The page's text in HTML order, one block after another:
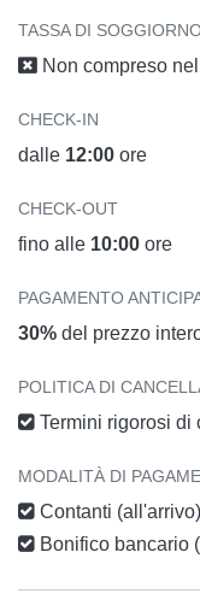
TASSA DI
Non compreso
CHECK-IN
dalle 12:00 ore
CHECK-OUT
fino alle 10:00 ore
PAGAMENTO
30% del prezzo
POLITICA DI
Termini rigorosi
MODALITÀ DI
Contanti (all'arrivo)
Bonifico bancario